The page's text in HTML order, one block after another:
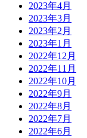
2023年4月
2023年3月
2023年2月
2023年1月
2022年12月
2022年11月
2022年10月
2022年9月
2022年8月
2022年7月
2022年6月